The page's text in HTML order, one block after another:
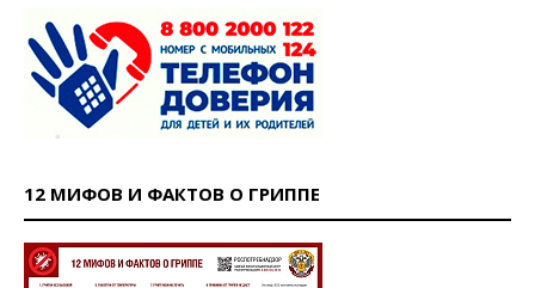
12 МИФОВ И ФАКТОВ О ГРИППЕ